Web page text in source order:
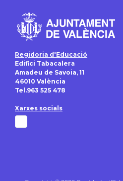
Regidoria d'Educació
Edifici Tabacalera
Amadeu de Savoia, 11
46010 València
Tel.963 525 478
Xarxes socials